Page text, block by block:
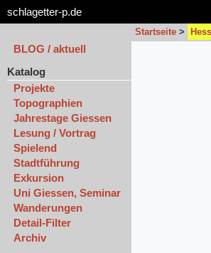
schlagetter-p.de
Startseite >
BLOG / aktuell
Katalog
Projekte
Topographien
Jahrestage Giessen
Lesung / Vortrag
Spielend
Stadtführung
Exkursion
Uni Giessen, Seminar
Wanderungen
Detail-Filter
Archiv